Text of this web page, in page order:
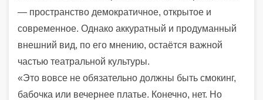
— пространство демократичное, открытое и
современное. Однако аккуратный и продуманный
внешний вид, по его мнению, остаётся важной
частью театральной культуры.
«Это вовсе не обязательно должны быть смокинг,
бабочка или вечернее платье. Конечно, нет. Но